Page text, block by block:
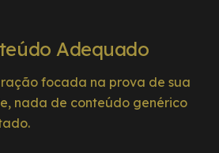
Adequado
focada na prova de sua
nada de conteúdo genérico